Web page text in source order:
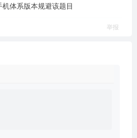
体系版本规避该题目
举报